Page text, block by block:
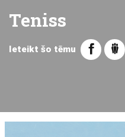
Teniss
Ieteikt šo tēmu